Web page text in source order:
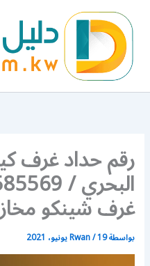
المحتوى
رقم حداد غرف
غرف شينكو
بواسطة Rwan/19 يونيو، 2021